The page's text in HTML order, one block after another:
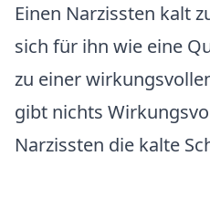
Einen Narzissten kalt
sich für ihn wie eine
zu einer
gibt nichts
Narzissten die kalte